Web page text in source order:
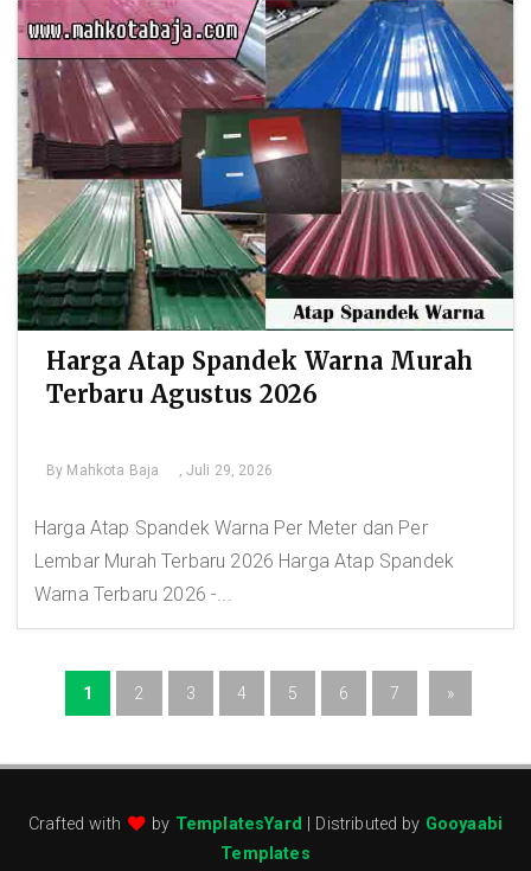
Harga Atap Spandek Warna Murah
Terbaru Agustus 2026
By Mahkota Baja , Juli 29, 2026
Harga Atap Spandek Warna Per Meter dan Per
Lembar Murah Terbaru 2026 Harga Atap Spandek
Warna Terbaru 2026 -...
1 2 3 4 5 6 7 »
Crafted with by TemplatesYard | Distributed by Gooyaabi
Templates